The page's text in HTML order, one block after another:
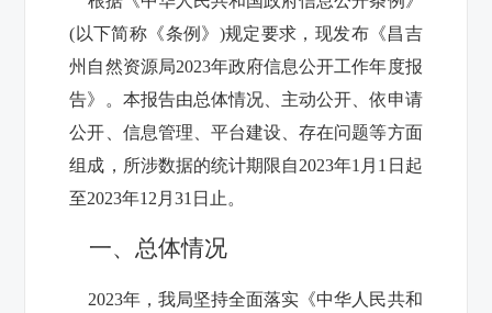
(以下简称《条例》)规定要求，现发布《昌吉
州自然资源局2023年政府信息公开工作年度报
告》。本报告由总体情况、主动公开、依申请
公开、信息管理、平台建设、存在问题等方面
组成，所涉数据的统计期限自2023年1月1日起
至2023年12月31日止。
一、总体情况
2023年，我局坚持全面落实《中华人民共和